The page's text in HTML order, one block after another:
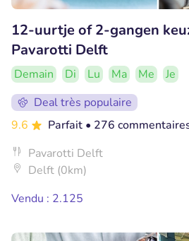
12-uurtje of 2-gangen
Pavarotti Delft
Demain Di Lu Ma Me
Je
Deal très populaire
9.6
Parfait • 276
Pavarotti Delft
Delft (0km)
Vendu : 2.125